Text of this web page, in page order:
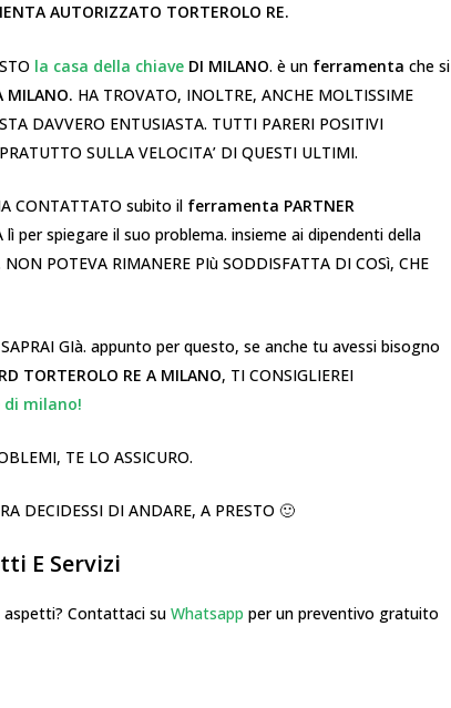
AUTORIZZATO TORTEROLO RE.
la casa della chiave DI MILANO. è un ferramenta che si
HA TROVATO, INOLTRE, ANCHE MOLTISSIME
DAVVERO ENTUSIASTA. TUTTI PARERI POSITIVI
SULLA VELOCITA’ DI QUESTI ULTIMI.
CONTATTATO subito il ferramenta PARTNER
lì per spiegare il suo problema. insieme ai dipendenti della
POTEVA RIMANERE PIù SODDISFATTA DI COSì, CHE
GIà. appunto per questo, se anche tu avessi bisogno
TORTEROLO RE A MILANO, TI CONSIGLIEREI
di milano!
TE LO ASSICURO.
DECIDESSI DI ANDARE, A PRESTO 🙂
E Servizi
aspetti? Contattaci su Whatsapp per un preventivo gratuito